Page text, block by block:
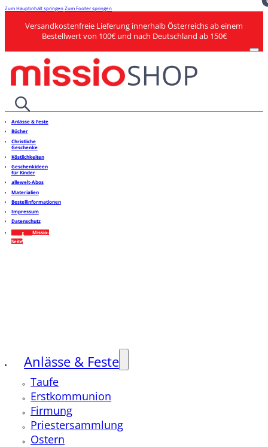
Zum Hauptinhalt springenZum Footer springen
Versandkostenfreie Lieferung innerhalb Österreichs ab einem
Bestellwert von 100€ und nach Deutschland ab 150€
Anlässe & Feste
Bücher
Christliche
Geschenke
Köstlichkeiten
Geschenkideen
für Kinder
allewelt-Abos
Materialien
Bestellinformationen
Impressum
Datenschutz
Missio-
Seite
Anlässe & Feste
Taufe
Erstkommunion
Firmung
Priestersammlung
Ostern